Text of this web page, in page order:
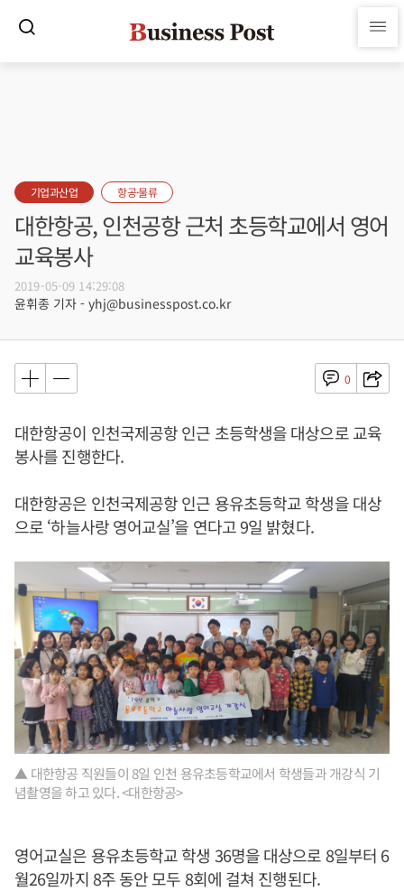
기업과산업 항공·물류
대한항공, 인천공항 근처 초등학교에서 영어
교육봉사
2019-05-09 14:29:08
윤휘종 기자 - yhj@businesspost.co.kr
0
대한항공이 인천국제공항 인근 초등학생을 대상으로 교육
봉사를 진행한다.
대한항공은 인천국제공항 인근 용유초등학교 학생을 대상
으로 ‘하늘사랑 영어교실’을 연다고 9일 밝혔다.
▲ 대한항공 직원들이 8일 인천 용유초등학교에서 학생들과 개강식 기
념촬영을 하고 있다. <대한항공>
영어교실은 용유초등학교 학생 36명을 대상으로 8일부터 6
월26일까지 8주 동안 모두 8회에 걸쳐 진행된다.